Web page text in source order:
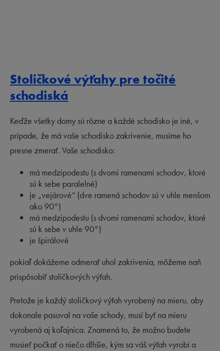
Stoličkové výťahy pre točité
schodiská
Keďže všetky domy sú rôzne a každé schodisko je iné, v
prípade, že má vaše schodisko zakrivenie, musíme ho
presne zmerať. Vaše schodisko:
má medzipodestu (s dvomi ramenami schodov, ktoré
sú k sebe paralelné)
je „vejárové“ (dve ramená schodov sú v uhle menšom
ako 90°)
má medzipodestu (s dvomi ramenami schodov, ktoré
sú k sebe v uhle 90°)
je špirálové
pokiaľ dokážeme odmerať uhol zakrivenia, môžeme naň
prispôsobiť stoličkových výťah.
Pretože je každý stoličkový výťah vyrobený na mieru, aby
dokonale pasoval na vaše schody, musí byť na mieru
vyrobená aj koľajnica. Znamená to, že možno budete
musieť počkať o niečo dlhšie, kým sa váš výťah vyrobí a